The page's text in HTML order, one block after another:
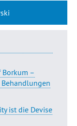
–
ist die Devise